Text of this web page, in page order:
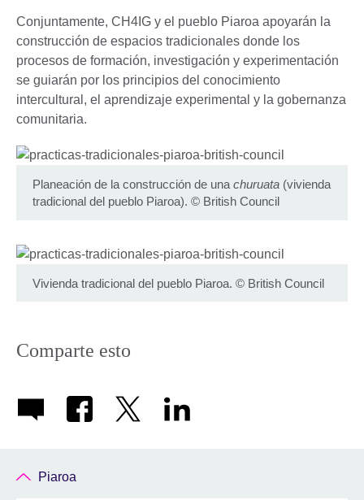
Conjuntamente, CH4IG y el pueblo Piaroa apoyarán la
construcción de espacios tradicionales donde los
procesos de formación, investigación y experimentación
se guiarán por los principios del conocimiento
intercultural, el aprendizaje experimental y la gobernanza
comunitaria.
Planeación de la construcción de una churuata (vivienda
tradicional del pueblo Piaroa). © British Council
Vivienda tradicional del pueblo Piaroa. © British Council
Comparte esto
Piaroa